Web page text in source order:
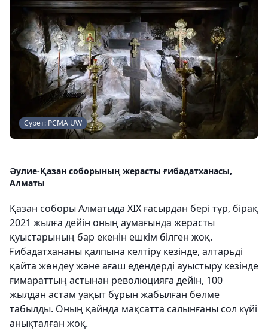
Сурет: PCMA UW
Әулие-Қазан соборының жерасты ғибадатханасы,
Алматы
Қазан соборы Алматыда XIX ғасырдан бері тұр, бірақ
2021 жылға дейін оның аумағында жерасты
қуыстарының бар екенін ешкім білген жоқ.
Ғибадатхананы қалпына келтіру кезінде, алтарьді
қайта жөндеу және ағаш едендерді ауыстыру кезінде
ғимараттың астынан революцияға дейін, 100
жылдан астам уақыт бұрын жабылған бөлме
табылды. Оның қайнда мақсатта салынғаны сол күйі
анықталған жоқ.